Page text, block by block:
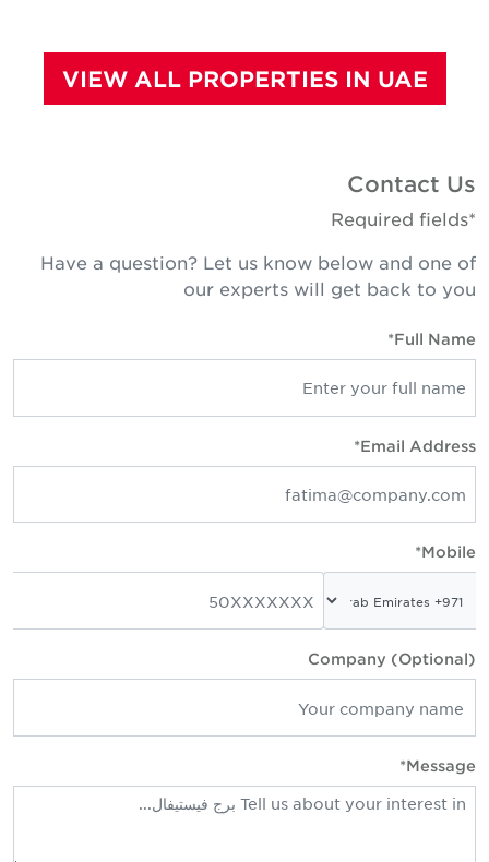
VIEW ALL PROPERTIES IN UAE
Contact Us
Have a question? Let us know below and one of
our experts will get back to you
Full Name*
Email Address*
Mobile*
Company (Optional)
Message*